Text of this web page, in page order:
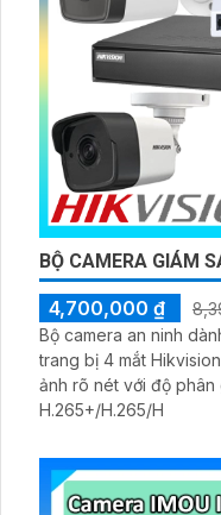
BỘ CAMERA GIÁM
4,700,000 ₫
Bộ camera an ninh
trang bị 4 mắt Hikvision
ảnh rõ nét với độ phân
H.265+/H.265/H